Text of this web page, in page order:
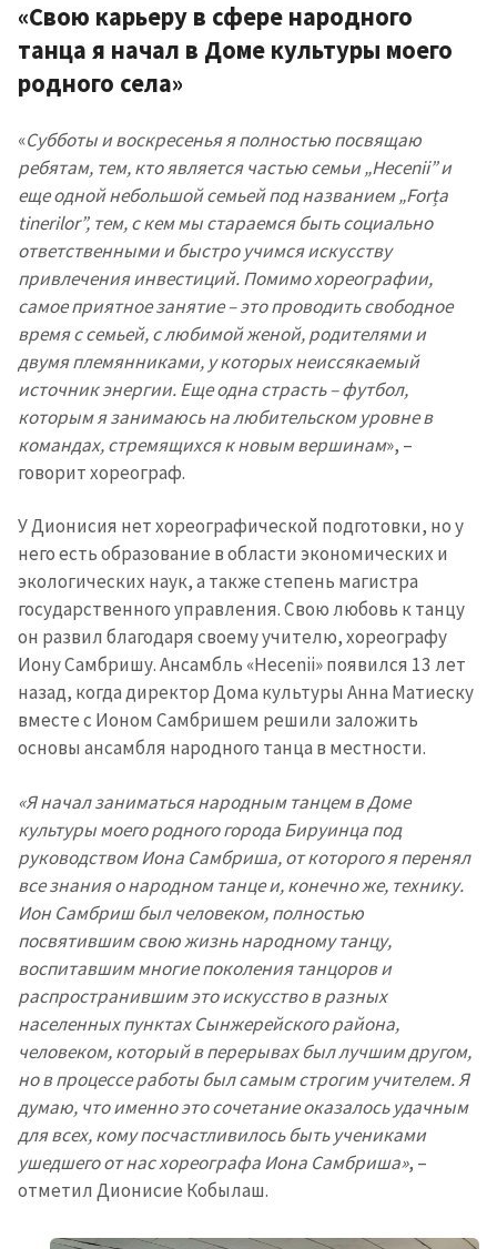
«Свою карьеру в сфере народного
танца я начал в Доме культуры моего
родного села»
«Субботы и воскресенья я полностью посвящаю
ребятам, тем, кто является частью семьи „Hecenii” и
еще одной небольшой семьей под названием „Forța
tinerilor”, тем, с кем мы стараемся быть социально
ответственными и быстро учимся искусству
привлечения инвестиций. Помимо хореографии,
самое приятное занятие – это проводить свободное
время с семьей, с любимой женой, родителями и
двумя племянниками, у которых неиссякаемый
источник энергии. Еще одна страсть – футбол,
которым я занимаюсь на любительском уровне в
командах, стремящихся к новым вершинам», –
говорит хореограф.
У Дионисия нет хореографической подготовки, но у
него есть образование в области экономических и
экологических наук, а также степень магистра
государственного управления. Свою любовь к танцу
он развил благодаря своему учителю, хореографу
Иону Самбришу. Ансамбль «Hecenii» появился 13 лет
назад, когда директор Дома культуры Анна Матиеску
вместе с Ионом Самбришем решили заложить
основы ансамбля народного танца в местности.
«Я начал заниматься народным танцем в Доме
культуры моего родного города Бируинца под
руководством Иона Самбриша, от которого я перенял
все знания о народном танце и, конечно же, технику.
Ион Самбриш был человеком, полностью
посвятившим свою жизнь народному танцу,
воспитавшим многие поколения танцоров и
распространившим это искусство в разных
населенных пунктах Сынжерейского района,
человеком, который в перерывах был лучшим другом,
но в процессе работы был самым строгим учителем. Я
думаю, что именно это сочетание оказалось удачным
для всех, кому посчастливилось быть учениками
ушедшего от нас хореографа Иона Самбриша», –
отметил Дионисие Кобылаш.